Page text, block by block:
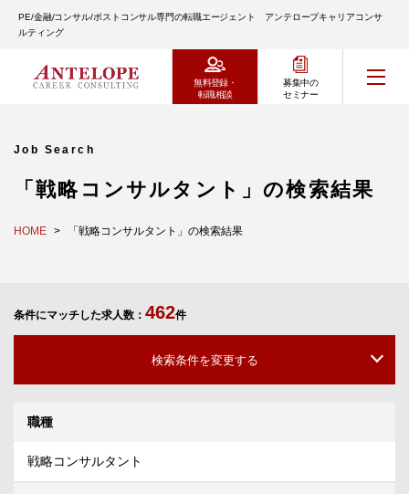
PE/金融/コンサル/ポストコンサル専門の転職エージェント アンテロープキャリアコンサ
ルティング
無料登録・
転職相談
募集中の
セミナー
Job Search
「戦略コンサルタント」の検索結果
HOME 「戦略コンサルタント」の検索結果
条件にマッチした求人数： 462件
検索条件を変更する
職種
戦略コンサルタント